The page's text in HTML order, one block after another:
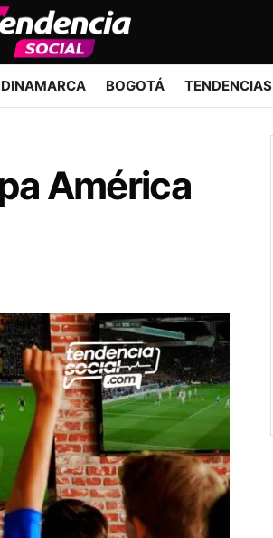
BOGOTÁ TENDENCIAS
América